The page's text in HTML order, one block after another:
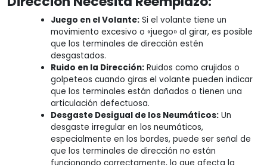
Juego en el Volante:Si el volante tiene un
movimiento excesivo o «juego» al girar, es posible
que los terminales de dirección estén
desgastados.
Ruido en la Dirección:Ruidos como crujidos o
golpeteos cuando giras el volante pueden indicar
que los terminales están dañados o tienen una
articulación defectuosa.
Desgaste Desigual de los Neumáticos:Un
desgaste irregular en los neumáticos,
especialmente en los bordes, puede ser señal de
que los terminales de dirección no están